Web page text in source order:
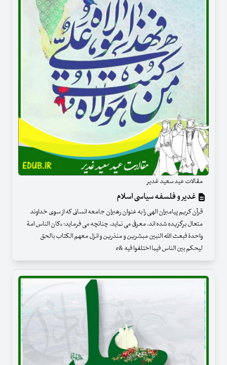
مقالات عید سعید غدیر
غدیر و فلسفه سیاسی اسلام
قرآن کریم پیامبران الهی را به عنوان رهبران جامعه انسانی که از سوی خداوند
متعال برگزیده شده اند، معرفی می نماید. چنانچه می فرماید: «کان الناس امة
واحدة فبعث الله النبین مبشرین و منذرین و انزل معهم الکتاب بالحق
لیحکم بین الناس فیما اختلفوا فیه &r